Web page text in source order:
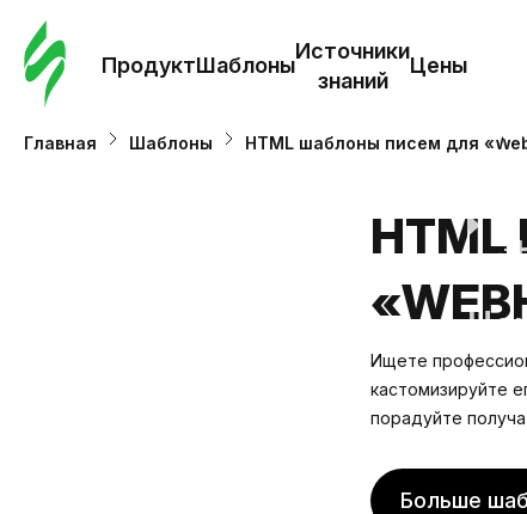
ПродуктШаблоны
Источники
знаний
Цены
Главная Шаблоны HTML шаблоны писем для
Ищете
кастомизируйте
порадуйте
Больше